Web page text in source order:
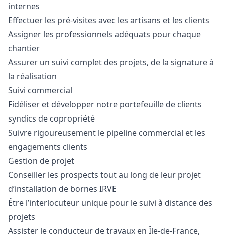
internes
Effectuer les pré-visites avec les artisans et les clients
Assigner les professionnels adéquats pour chaque
chantier
Assurer un suivi complet des projets, de la signature à
la réalisation
Suivi commercial
Fidéliser et développer notre portefeuille de clients
syndics de copropriété
Suivre rigoureusement le pipeline commercial et les
engagements clients
Gestion de projet
Conseiller les prospects tout au long de leur projet
d’installation de bornes IRVE
Être l’interlocuteur unique pour le suivi à distance des
projets
Assister le conducteur de travaux en Île-de-France,